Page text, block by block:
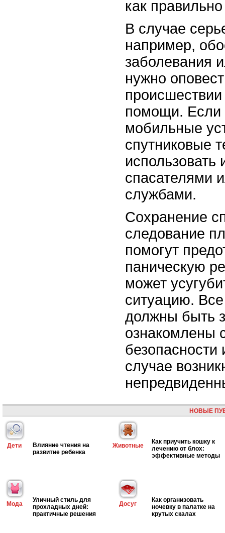
как
В случае
например,
заболевания
нужно
помощи. Если
мобильные
спутниковые
использовать
спасателями
службами.
Сохранение
следование
помогут
паническую
может
ситуацию.
должны быть
ознакомлены
безопасности
случае
НОВЫЕ
Дети
Влияние чтения на
развитие ребенка
Животные
Как приучить кошку к
лечению от блох:
эффективные методы
Мода
Уличный стиль для
прохладных дней:
практичные решения
Досуг
Как организовать
ночевку в палатке на
крутых скалах